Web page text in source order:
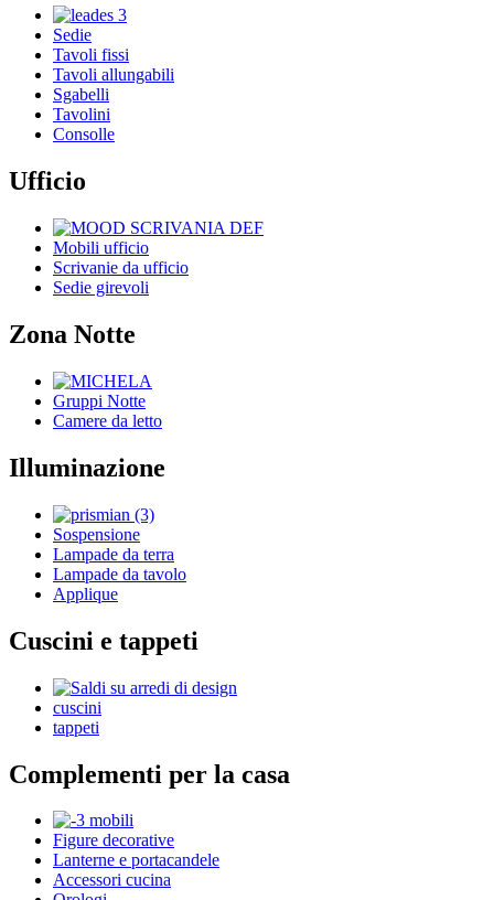
Sedie
Tavoli fissi
Tavoli allungabili
Sgabelli
Tavolini
Consolle
Ufficio
Mobili ufficio
Scrivanie da ufficio
Sedie girevoli
Zona Notte
Gruppi Notte
Camere da letto
Illuminazione
Sospensione
Lampade da terra
Lampade da tavolo
Applique
Cuscini e tappeti
cuscini
tappeti
Complementi per la casa
Figure decorative
Lanterne e portacandele
Accessori cucina